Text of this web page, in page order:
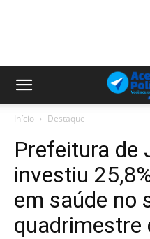
Início Destaque
Prefeitura de
investiu
em saúde no
quadrimestre